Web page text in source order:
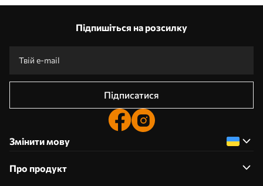
Підпишіться на розсилку
Підписатися
Змінити мову
Про продукт